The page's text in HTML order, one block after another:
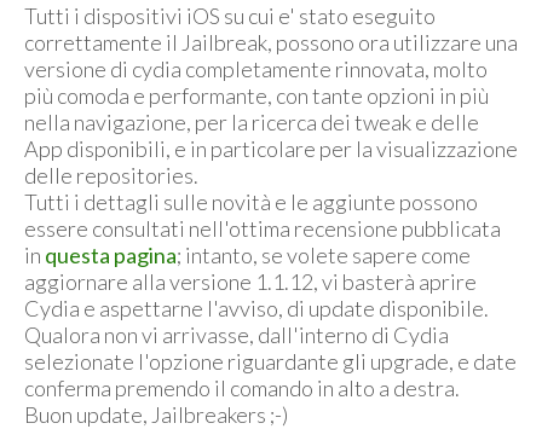
Tutti i dispositivi iOS su cui e' stato eseguito
correttamente il Jailbreak, possono ora utilizzare una
versione di cydia completamente rinnovata, molto
più comoda e performante, con tante opzioni in più
nella navigazione, per la ricerca dei tweak e delle
App disponibili, e in particolare per la visualizzazione
delle repositories.
Tutti i dettagli sulle novità e le aggiunte possono
essere consultati nell'ottima recensione pubblicata
in questa pagina; intanto, se volete sapere come
aggiornare alla versione 1.1.12, vi basterà aprire
Cydia e aspettarne l'avviso, di update disponibile.
Qualora non vi arrivasse, dall'interno di Cydia
selezionate l'opzione riguardante gli upgrade, e date
conferma premendo il comando in alto a destra.
Buon update, Jailbreakers ;-)